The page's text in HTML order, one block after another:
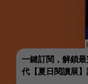
一鍵訂閱，解鎖
代【夏日閱讀展